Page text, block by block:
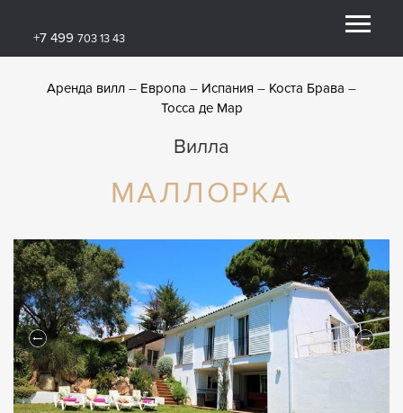
+7 499 703 13 43
Аренда вилл Европа Испания
Коста Брава
Тосса де Мар
Вилла
МАЛЛОРКА